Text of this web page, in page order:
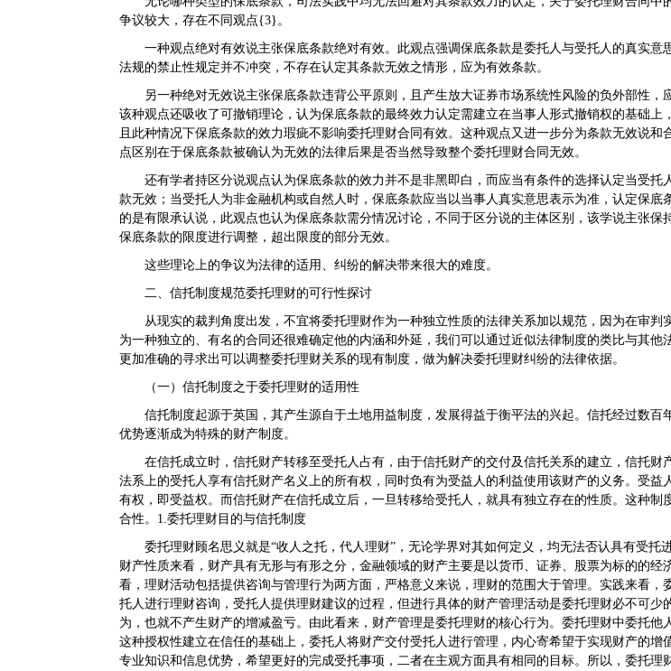
争议较大，存在不同观点{3}。
一种观点绝对有效说主张保底条款绝对有效。此观点强调保底条款是委托人与受托人的真实意
法规的禁止性规定并不冲突，不存在认定其条款无效之情形，应为有效条款。
另一种绝对无效说主张保底条款违背公平原则，且产生放大证券市场系统性风险的负外部性，
该种观点还吸收了可撤销理论，认为保底条款的最终效力认定需建立在当事人形式撤销权的基础上
且此种情况下保底条款的效力瑕疵不影响委托理财合同有效。这种观点又进一步分为条款无效说和
点区别在于保底条款被确认为无效的法律后果是否当然导致整个委托理财合同无效。
还有学者持区分说观点认为保底条款的效力并不是非黑即白，而应当有条件的选择认定当受托
款无效；当受托人为非金融机构或自然人时，保底条款应当以当事人真实意思表示为准，认定保底
的是有限承认说，此观点也认为保底条款需分情况讨论，不同于区分说的主体区别，该学说主张保
保底条款的限度进行调整，超出限度的部分无效。
这些理论上的争议为法律的适用、纠纷的解决带来很大的难度。
二、信托制度规范委托理财的可行性探讨
从现实的裁判角度出发，不宜将委托理财作为一种独立性质的法律关系加以规范，因为在审判
为一种独立的、有名的合同还很难确定他的内涵和外延，我们可以通过近似法律制度的类比与其他
更加准确的寻求出可以调整委托理财关系的现有制度，做为解决委托理财纠纷的法律依据。
（一）信托制度之于委托理财的适用性
信托制度起源于英国，其产生源自于土地用益制度，发展得益于衡平法的兴起。信托经过数百
优势逐渐成为特殊的财产制度。
在信托成立时，信托财产转移至受托人占有，由于信托财产的交付及信托关系的建立，信托财
法系上的受托人享有信托财产名义上的所有权，同时负有为受益人的利益使用该财产的义务。受益
有权，即受益权。而信托财产在信托成立后，一旦转移给受托人，就具有独立存在的性质。这种制
合性。1.委托理财目的与信托制度
委托理财顾名思义就是“收人之托，代人理财”，无论学界对其如何定义，均无法否认具有受托
财产性质来看，财产具有无形与有形之分，金融领域的财产主要是以货币、证券、股票为标的的经
看，理财活动包括提供咨询与管理行为两方面，严格意义来说，理财的范围大于管理。实践来看，
托人进行理财咨询，受托人提供理财建议的过程，但进行具体的财产管理活动是委托理财必不可少
为，也就不产生财产的增减盈亏。由此看来，财产管理是委托理财的核心行为。委托理财中委托他
这种授权性建立在信任的基础上，委托人将财产交付受托人进行管理，内心寄希望于实现财产的增
专业知识和信息优势，希望更好的完成受托事项，二者在主观方面具有相同的目标。所以，委托理